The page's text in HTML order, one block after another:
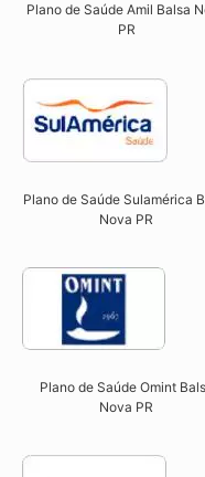
Plano de Saúde Amil Balsa
PR
Plano de Saúde Sulamérica
Nova PR
Plano de Saúde Omint
Nova PR​